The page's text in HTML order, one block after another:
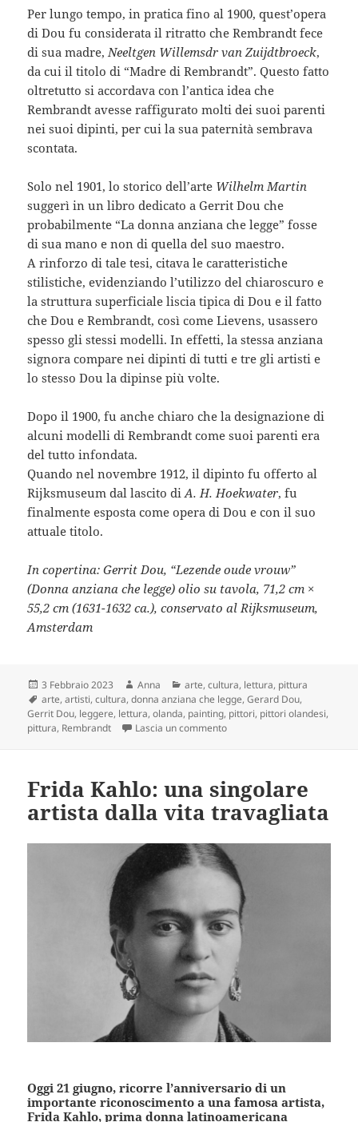
Per lungo tempo, in pratica fino al 1900, quest’opera
di Dou fu considerata il ritratto che Rembrandt fece
di sua madre,Neeltgen Willemsdr van Zuijdtbroeck,
da cui il titolo di “Madre di Rembrandt”. Questo fatto
oltretutto si accordava con l’antica idea che
Rembrandt avesse raffigurato molti dei suoi parenti
nei suoi dipinti, per cui la sua paternità sembrava
scontata.
Solo nel 1901, lo storico dell’arte Wilhelm Martin
suggerì in un libro dedicato a Gerrit Dou che
probabilmente “La donna anziana che legge” fosse
di sua mano e non di quella del suo maestro.
A rinforzo di tale tesi, citava le caratteristiche
stilistiche, evidenziando l’utilizzo del chiaroscuro e
la struttura superficiale liscia tipica di Dou e il fatto
che Dou e Rembrandt, così come Lievens, usassero
spesso gli stessi modelli. In effetti, la stessa anziana
signora compare nei dipinti di tutti e tre gli artisti e
lo stesso Dou la dipinse più volte.
Dopo il 1900, fu anche chiaro che la designazione di
alcuni modelli di Rembrandt come suoi parenti era
del tutto infondata.
Quando nel novembre 1912, il dipinto fu offerto al
Rijksmuseum dal lascito diA. H. Hoekwater, fu
finalmente esposta come opera di Dou e con il suo
attuale titolo.
In copertina: Gerrit Dou, “Lezende oude vrouw”
(Donna anziana che legge) olio su tavola, 71,2 cm ×
55,2 cm (1631-1632 ca.), conservato al Rijksmuseum,
Amsterdam
Scritto
il
3 Febbraio 2023 Autore
Anna Categorie
arte,cultura, lettura, pittura
Tag
arte,artisti,cultura,donna anziana che legge,Gerard Dou,
Gerrit Dou, leggere, lettura,olanda, painting, pittori, pittori olandesi,
pittura, Rembrandt Lascia un commentosu Gerrit Dou: un approccio
Frida Kahlo: una singolare
artista dalla vita travagliata
Oggi 21 giugno, ricorre l’anniversario di un
importante riconoscimento a una famosa artista,
Frida Kahlo, prima donna latinoamericana